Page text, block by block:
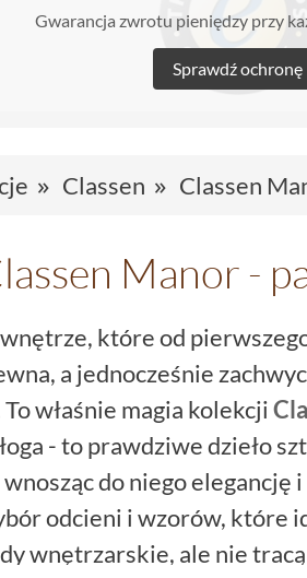
Gwarancja zwrotu pieniędzy przy
Sprawdź ochronę
Classen Classen
Manor -
które od
a jednocześnie
właśnie magia kolekcji
- to prawdziwe dzieło
do niego
odcieni i wzorów, które
wnętrzarskie, ale nie